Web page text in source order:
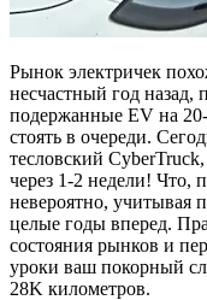
Рынок электричек
несчастный год назад,
подержанные EV на
стоять в очереди.
тесловский
через 1-2 недели! Что,
невероятно, учитывая
целые годы вперед.
состояния рынков и
уроки ваш покорный
28K километров.